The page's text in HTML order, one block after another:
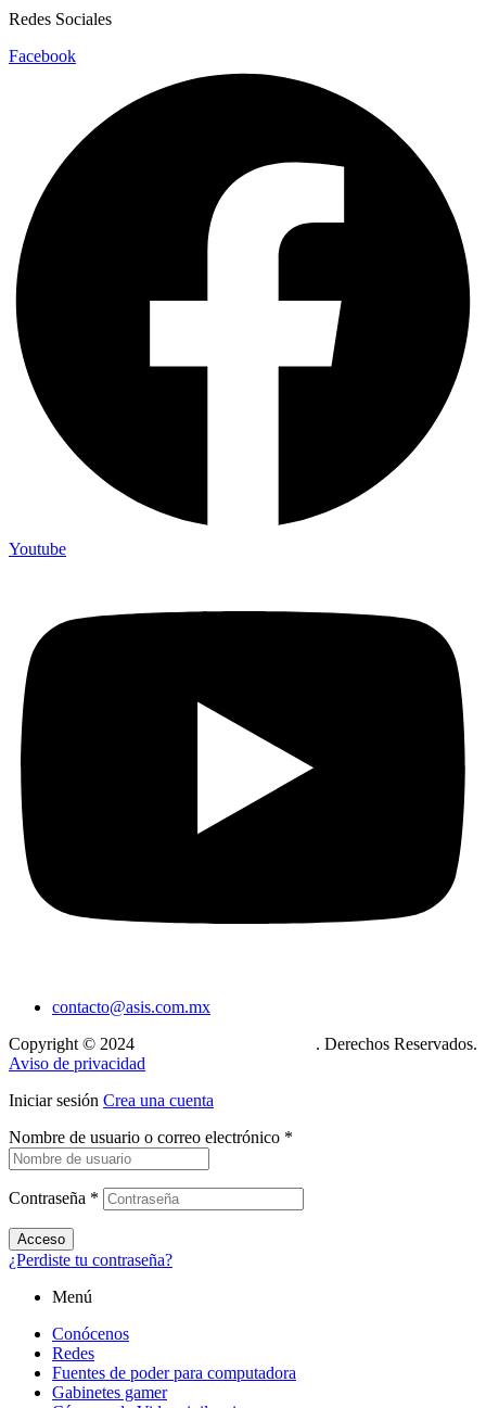
Redes Sociales
Facebook
Youtube
contacto@asis.com.mx
Copyright © 2024
. Derechos Reservados.
Aviso de privacidad
Iniciar sesión Crea una cuenta
Nombre de usuario o correo electrónico *
Contraseña *
Acceso
¿Perdiste tu contraseña?
Menú
Conócenos
Redes
Fuentes de poder para computadora
Gabinetes gamer